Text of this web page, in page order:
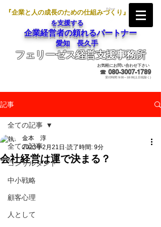
『企業と人の成長のための仕組みづくり』
を支援する
企業経営者の頼れるパートナー
愛知 長久手
フェリーゼス経営支援事務所
お気軽にお問い合わせ下さい
☎ 080-3007-1789
受付時間 9:00～18:00(土日祝除く)
記事
全ての記事
コンサルタント
中小戦略
顧客心理
人として
全ての記事
会社経営は運で決まる？
金本 淳
2023年2月21日 読了時間: 9分